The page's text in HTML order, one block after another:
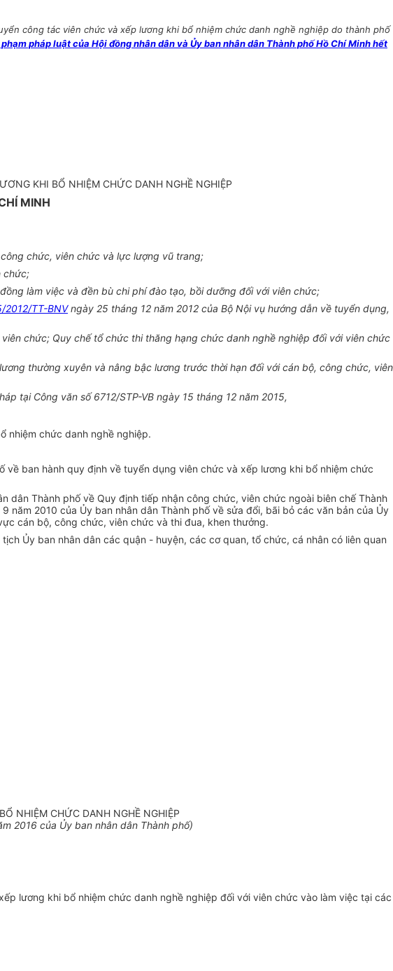
công tác viên chức và xếp lương khi bổ nhiệm chức danh nghề nghiệp do thành phố
pháp luật của Hội đồng nhân dân và Ủy ban nhân dân Thành phố Hồ Chí Minh hết
KHI BỔ NHIỆM CHỨC DANH NGHỀ NGHIỆP
MINH
chức, viên chức và lực lượng vũ trang;
chức;
làm việc và đền bù chi phí đào tạo, bồi dưỡng đối với viên chức;
2012/TT-BNVngày 25 tháng 12 năm 2012 của Bộ Nội vụ hướng dẫn về tuyển dụng,
chức; Quy chế tổ chức thi thăng hạng chức danh nghề nghiệp đối với viên chức
thường xuyên và nâng bậc lương trước thời hạn đối với cán bộ, công chức, viên
tại Công văn số 6712/STP-VB ngày 15 tháng 12 năm 2015,
nhiệm chức danh nghề nghiệp.
về ban hành quy định về tuyển dụng viên chức và xếp lương khi bổ nhiệm chức
dân Thành phố về Quy định tiếp nhận công chức, viên chức ngoài biên chế Thành
năm 2010 của Ủy ban nhân dân Thành phố về sửa đổi, bãi bỏ các văn bản của Ủy
cán bộ, công chức, viên chức và thi đua, khen thưởng.
Ủy ban nhân dân các quận - huyện, các cơ quan, tổ chức, cá nhân có liên quan
NHIỆM CHỨC DANH NGHỀ NGHIỆP
2016 của Ủy ban nhân dân Thành phố)
lương khi bổ nhiệm chức danh nghề nghiệp đối với viên chức vào làm việc tại các